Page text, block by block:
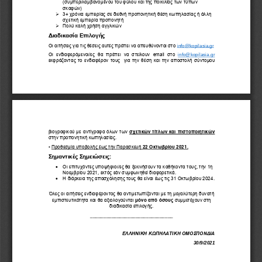
(συμπεριλαμβανομένου του φύλου και της ποικιλίας των τύπων
σκαφών)
➢
3+ χρόνια εμπειρίας σε διεθνή προπονητική θέση κωπηλασίας ή άλλη
σχετική εμπειρία προπονητή
➢
Πολύ καλή χρήση αγγλικών
Διαδικασία Επιλογής
Οι αιτήσεις για τις θέσεις αυτές πρέπει να απευθύνονται στο info@kopilasia.gr
Οι  ενδιαφερόμενοι/ες θα  πρέπει  να  στείλουν  email  στο info@kopilasia.gr
εκφράζοντας το ενδιαφέρον τους για την θέση και την αποστολή σύντομου
βιογραφικού με αντίγραφα όλων των σχετικών τίτλων και πιστοποιητικών
στην προπονητική κωπηλασίας.
▪ Προθεσμία υποβολής έως την Παρασκευή 22 Οκτωβρίου 2021
Σημαντικές Σημειώσεις:
• Οι επιτυχόντες υποψήφιοι/ες θα ξεκινήσουν τα καθήκοντα τους, την 1η
Νοεμβρίου 2021, εκτός εάν συμφωνηθεί διαφορετικά.
•
Η διάρκεια της απασχόλησης τους θα είναι έως τις 31 Οκτωβρίου 2024.
Όλες οι αιτήσεις ενδιαφέροντος θα αντιμετωπίζονται με τη μεγαλύτερη δυνατή
εμπιστευτικότητα και θα αξιολογούνται μόνο από όσους συμμετέχουν στη
διαδικασία επιλογής.
ΕΛΛΗΝΙΚΗ ΚΩΠΗΛΑΤΙΚΗ ΟΜΟΣΠΟΝΔΙΑ
30/9/2021